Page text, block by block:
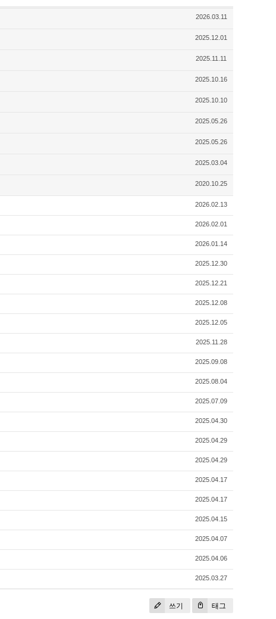
2026.03.11
2025.12.01
2025.11.11
2025.10.16
2025.10.10
2025.05.26
2025.05.26
2025.03.04
2020.10.25
2026.02.13
2026.02.01
2026.01.14
2025.12.30
2025.12.21
2025.12.08
2025.12.05
2025.11.28
2025.09.08
2025.08.04
2025.07.09
2025.04.30
2025.04.29
2025.04.29
2025.04.17
2025.04.17
2025.04.15
2025.04.07
2025.04.06
2025.03.27
쓰기 태그